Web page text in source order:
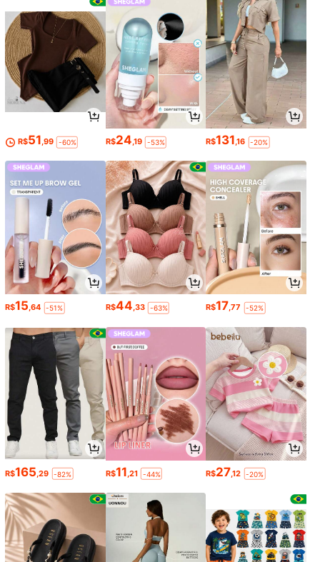
R$51,99 -60% R$24,19 -53% R$131,16 -20%
R$15,64 -51% R$44,33 -63% R$17,77 -52%
R$165 ,29 -82% R$11 ,21 -44% R$27,12 -20%